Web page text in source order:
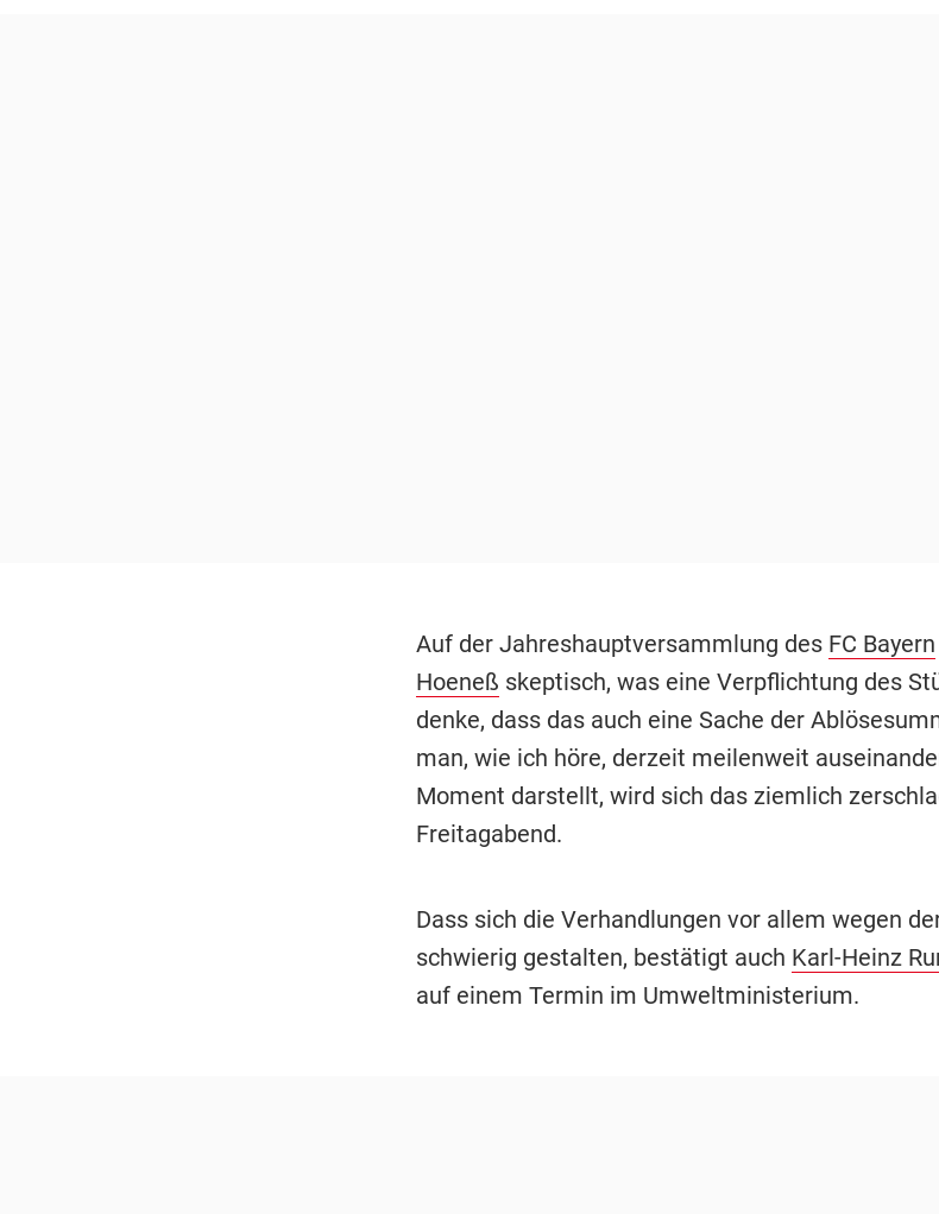
Auf der Jahreshauptversammlung des FC Bayern
Hoeneß skeptisch, was eine Verpflichtung des
denke, dass das auch eine Sache der
man, wie ich höre, derzeit meilenweit
Moment darstellt, wird sich das ziemlich
Freitagabend.
Dass sich die Verhandlungen vor allem wegen
schwierig gestalten, bestätigt auch Karl-Heinz
auf einem Termin im Umweltministerium.